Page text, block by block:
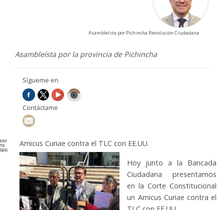
Asambleísta por Pichincha Revolución Ciudadana
Asambleísta por la provincia de Pichincha
Sígueme en
Contáctame
15 Amicus Curiae contra el TLC con EE.UU.
Hoy junto a la Bancada
Ciudadana presentamos
en la Corte Constitucional
un Amicus Curiae contra el